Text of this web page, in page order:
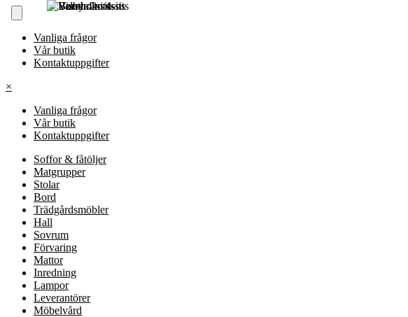
Vanliga frågor
Vår butik
Kontaktuppgifter
×
Vanliga frågor
Vår butik
Kontaktuppgifter
Soffor & fåtöljer
Matgrupper
Stolar
Bord
Trädgårdsmöbler
Hall
Sovrum
Förvaring
Mattor
Inredning
Lampor
Leverantörer
Möbelvård